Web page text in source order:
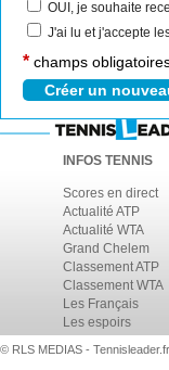
OUI, je souhaite
J'ai lu et j'accepte
* champs
INFOS TENNIS
Scores en direct
Actualité ATP
Actualité WTA
Grand Chelem
Classement ATP
Classement WTA
Les Français
Les espoirs
© RLS MEDIAS -